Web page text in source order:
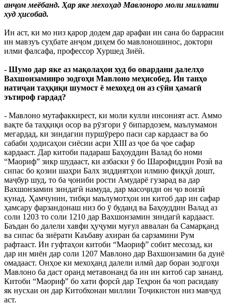
анҷом меёбанд. Ҳар яке мехоҳад Мавлоноро моли миллати
худ ҳисобад.
Ин аст, ки мо низ қарор додем дар арафаи ин сана бо баррасии
ин мавзуъ суҳбате анҷом диҳем бо мавлоношинос, доктори
илми фалсафа, профессор Хуршед Зиёӣ.
- Шумо дар яке аз мақолаҳои худ бо овардани далелҳо
Вахшонзаминро зодгоҳи Мавлоно меҳисобед. Ин танҳо
натиҷаи таҳқиқи шумост ё мехоҳед он аз сӯйи ҳамагӣ
эътироф гардад?
- Мавлоно мутафаккирест, ки моли кулли инсоният аст. Аммо
вақте ба таҳқиқи осор ва рӯзгори ӯ бипардозем, маълумамон
мегардад, ки зиндагии пуршӯреро паси сар кардааст ва бо
сабаби ҳодисаҳои сиёсии асри XIII аз ҷое ба ҷое сафар
кардааст. Дар китоби падараш Баҳоуддин Валад бо номи
“Маориф” зикр шудааст, ки азбаски ӯ бо Шарофиддин Розӣ ва
сипас бо қозии шаҳри Балх зиддиятҳои илмию фиқҳӣ дошт,
маҷбур шуд, то ба ҷониби рости Амударё гузарад ва дар
Вахшонзамин зиндагӣ намуда, дар масоҷиди он ҷо воизӣ
кунад. Ҳамчунин, тибқи маълумотҳои ин китоб дар ин сафар
ҳамсару фарзандонаш низ бо ӯ буданд ва Баҳоуддин Валад аз
соли 1203 то соли 1210 дар Вахшонзамин зиндагӣ кардааст.
Баъдан бо далели хавфи ҳуҷуми муғул аввалан ба Самарқанд
ва сипас ба зиёрати Каъбаву ахиран ба сарзамини Рум
рафтааст. Ин гуфтаҳои китоби “Маориф” собит месозад, ки
дар ин миён дар соли 1207 Мавлоно дар Вахшонзамин ба дунё
омадааст. Онҳое ки мехоҳанд далели илмӣ дар бораи зодгоҳи
Мавлоно ба даст оранд метавонанд ба ин ин китоб сар зананд.
Китоби “Маориф” бо хати форсӣ дар Теҳрон ба чоп расидаву
як нусхаи он дар Китобхонаи миллии Тоҷикистон низ мавҷуд
аст.